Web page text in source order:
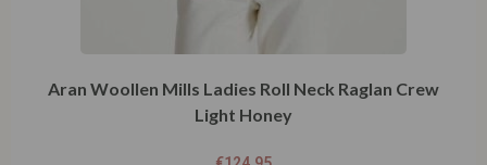
Light Honey